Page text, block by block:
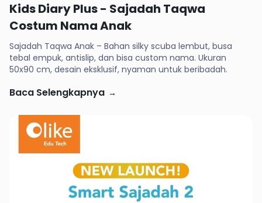
Kids Diary Plus - Sajadah Taqwa
Costum Nama Anak
Sajadah Taqwa Anak – Bahan silky scuba lembut, busa
tebal empuk, antislip, dan bisa custom nama. Ukuran
50x90 cm, desain eksklusif, nyaman untuk beribadah.
Baca Selengkapnya →